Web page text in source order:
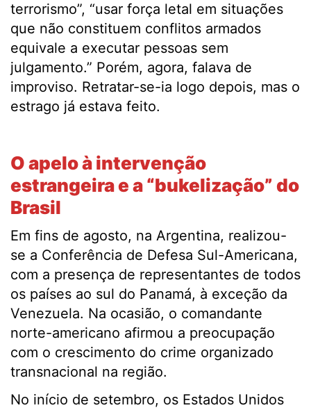
terrorismo”, “usar força letal em situações
que não constituem conflitos armados
equivale a executar pessoas sem
julgamento.” Porém, agora, falava de
improviso. Retratar-se-ia logo depois, mas o
estrago já estava feito.
O apelo à intervenção
estrangeira e a “bukelização” do
Brasil
Em fins de agosto, na Argentina, realizou-
se a Conferência de Defesa Sul-Americana,
com a presença de representantes de todos
os países ao sul do Panamá, à exceção da
Venezuela. Na ocasião, o comandante
norte-americano afirmou a preocupação
com o crescimento do crime organizado
transnacional na região.
No início de setembro, os Estados Unidos